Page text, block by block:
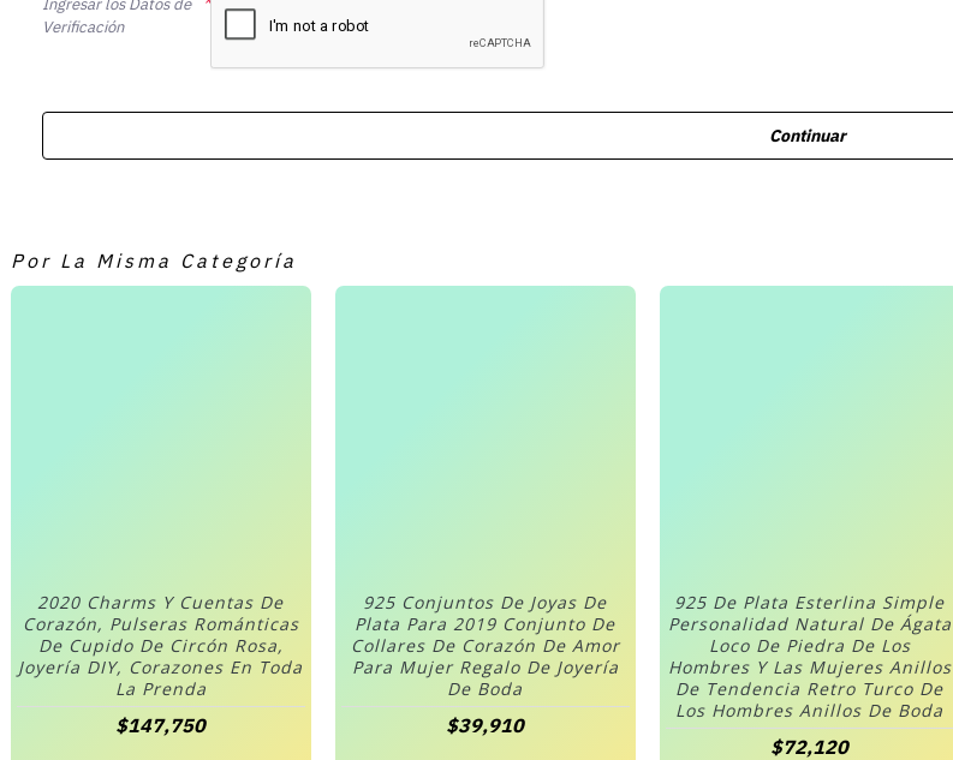
Ingresar los Datos de
Verificación
Continuar
Por La Misma Categoría
2020 Charms Y Cuentas De
Corazón, Pulseras Románticas
De Cupido De Circón Rosa,
Joyería DIY, Corazones En Toda
La Prenda
$147,750
925 Conjuntos De Joyas De
Plata Para 2019 Conjunto De
Collares De Corazón De Amor
Para Mujer Regalo De Joyería
De Boda
$39,910
925 De Plata Esterlina Simple
Personalidad Natural De Ágata
Loco De Piedra De Los
Hombres Y Las Mujeres Anillos
De Tendencia Retro Turco De
Los Hombres Anillos De Boda
$72,120